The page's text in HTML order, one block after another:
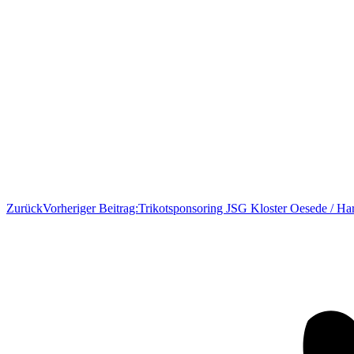
ZurückVorheriger Beitrag:Trikotsponsoring JSG Kloster Oesede /